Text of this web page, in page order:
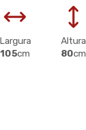
Largura
105cm
Altura
80cm